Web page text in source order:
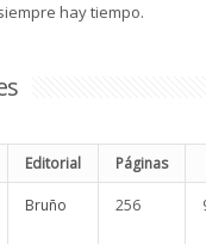
hay tiempo.
Editorial Páginas
Bruño 256